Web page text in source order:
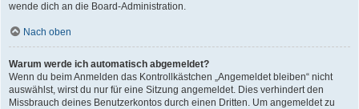
wende dich an die Board-Administration.
Nach oben
Warum werde ich automatisch abgemeldet?
Wenn du beim Anmelden das Kontrollkästchen „Angemeldet bleiben“ nicht
auswählst, wirst du nur für eine Sitzung angemeldet. Dies verhindert den
Missbrauch deines Benutzerkontos durch einen Dritten. Um angemeldet zu